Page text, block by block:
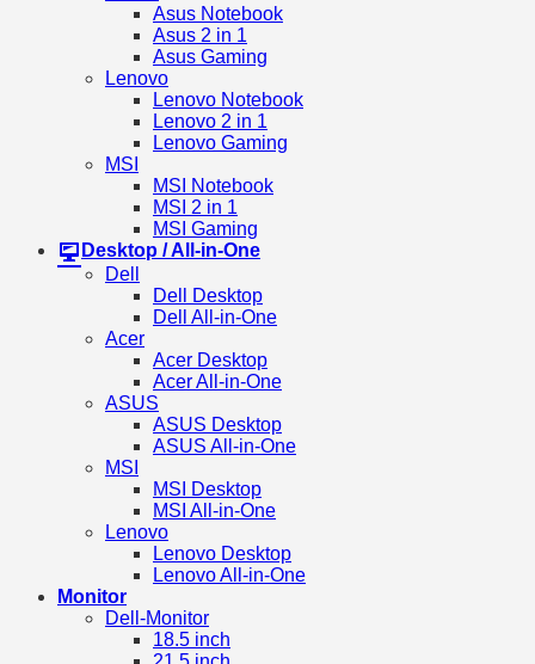
Asus Notebook
Asus 2 in 1
Asus Gaming
Lenovo
Lenovo Notebook
Lenovo 2 in 1
Lenovo Gaming
MSI
MSI Notebook
MSI 2 in 1
MSI Gaming
Desktop / All-in-One
Dell
Dell Desktop
Dell All-in-One
Acer
Acer Desktop
Acer All-in-One
ASUS
ASUS Desktop
ASUS All-in-One
MSI
MSI Desktop
MSI All-in-One
Lenovo
Lenovo Desktop
Lenovo All-in-One
Monitor
Dell-Monitor
18.5 inch